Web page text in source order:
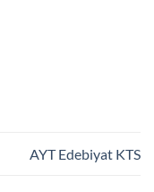
AYT Edebiyat KTS